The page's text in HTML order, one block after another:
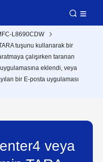
L8690CDW
tuşunu kullanarak bir
çalışırken taranan
eklendi, veya
bir E-posta uygulaması
veya